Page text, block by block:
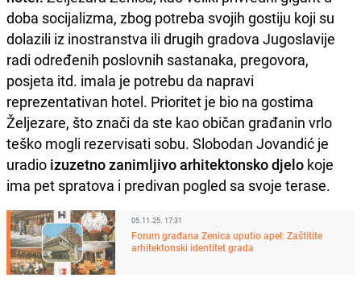
doba socijalizma, zbog potreba svojih gostiju koji su
dolazili iz inostranstva ili drugih gradova Jugoslavije
radi određenih poslovnih sastanaka, pregovora,
posjeta itd. imala je potrebu da napravi
reprezentativan hotel. Prioritet je bio na gostima
Željezare, što znači da ste kao običan građanin vrlo
teško mogli rezervisati sobu. Slobodan Jovandić je
uradio izuzetno zanimljivo arhitektonsko djelo koje
ima pet spratova i predivan pogled sa svoje terase.
05.11.25. 17:31
Forum građana Zenica uputio apel: Zaštitite
arhitektonski identitet grada